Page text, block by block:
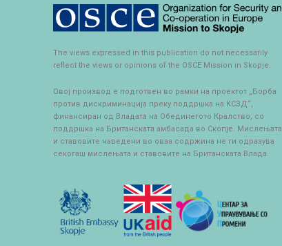
The views expressed in this publication do not necessarily
reflect the views or opinions of the OSCE Mission in Skopje.
Овој производ е подготвен во рамки на проектот „Борба
против дискриминација преку поддршка на КСЗД“,
финансиран од Владата на Обединетото Кралство, со
поддршка на Британската амбасада во Скопје. Мислењата
и ставовите наведени во оваа содржина не ги одразува
секогаш мислењата и ставовите на Британската Влада.